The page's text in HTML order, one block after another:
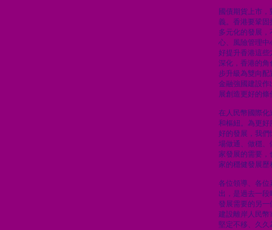
國債期貨上市
義。香港要鞏固
多元化的發展
心、風險管理中
好提升香港這些
深化，香港的角
步升級為雙向配
金融強國建設作
展創造更好的條
在人民幣國際化
和樞紐。為更好
好的發展，我們
場做通、做穩、
家發展的需要，
家的穩健發展歷
各位領導、各位
出，是過去一
發展需要的另一
建設離岸人民幣
堅定不移、久久